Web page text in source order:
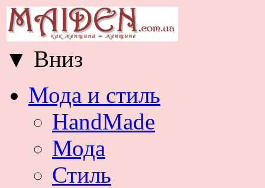
▼ Вниз
Мода и стиль
HandMade
Мода
Стиль